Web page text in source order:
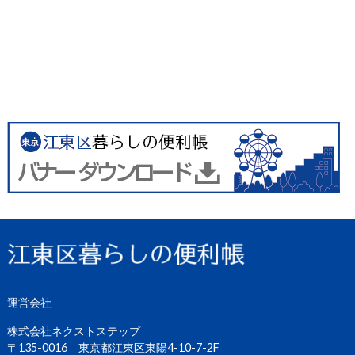
運営会社
株式会社ネクストステップ
〒135-0016 東京都江東区東陽4-10-7-2F